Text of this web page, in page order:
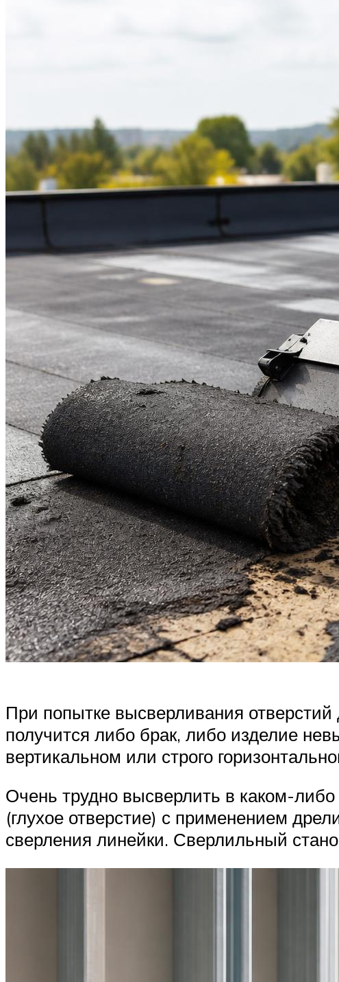
При попытке высверливания отверстий
получится либо брак, либо изделие
вертикальном или строго
Очень трудно высверлить в каком-
(глухое отверстие) с применением
сверления линейки. Сверлильный